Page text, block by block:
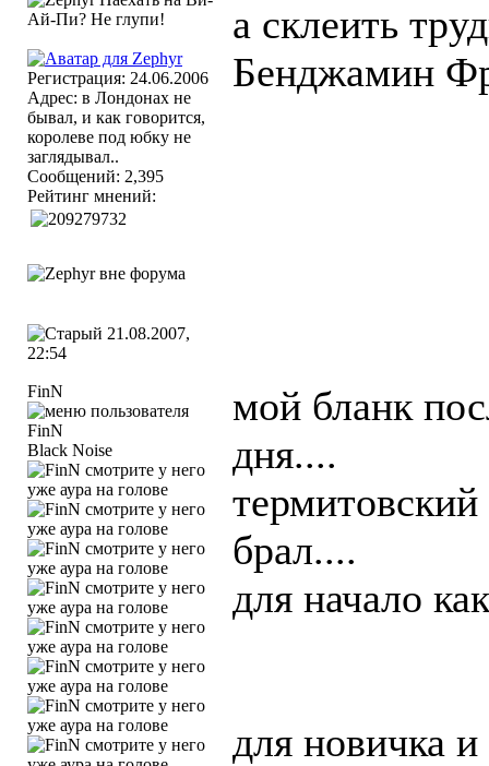
Регистрация: 24.06.2006
Адрес: в Лондонах не
бывал, и как говорится,
королеве под юбку не
заглядывал..
Сообщений: 2,395
Рейтинг мнений:
а склеить
Бенджамин
21.08.2007,
22:54
FinN
Black Noise
мой бланк
дня....
брал....
для начало
для новичка